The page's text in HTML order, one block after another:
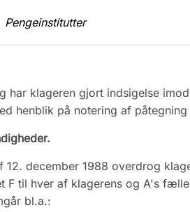
Pengeinstitutter
har klageren gjort indsigelse
henblik på notering af
12. december 1988 overdrog
F til hver af klagerens og A's
bl.a.: